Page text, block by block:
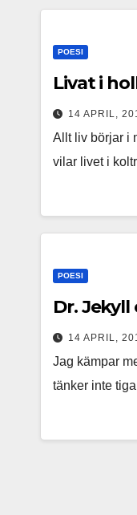
POESI
Livat i
14 APRIL,
Allt liv börjar i
vilar livet i
POESI
Dr. Jekyll
14 APRIL,
Jag kämpar
tänker inte